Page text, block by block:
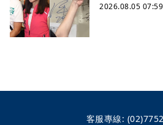
2026.08.05 07:59
客服專線: